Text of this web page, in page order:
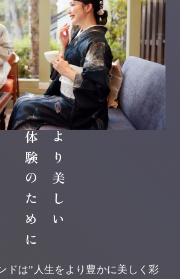
より美しい
体験のために
ドは”⼈⽣をより豊かに美しく彩